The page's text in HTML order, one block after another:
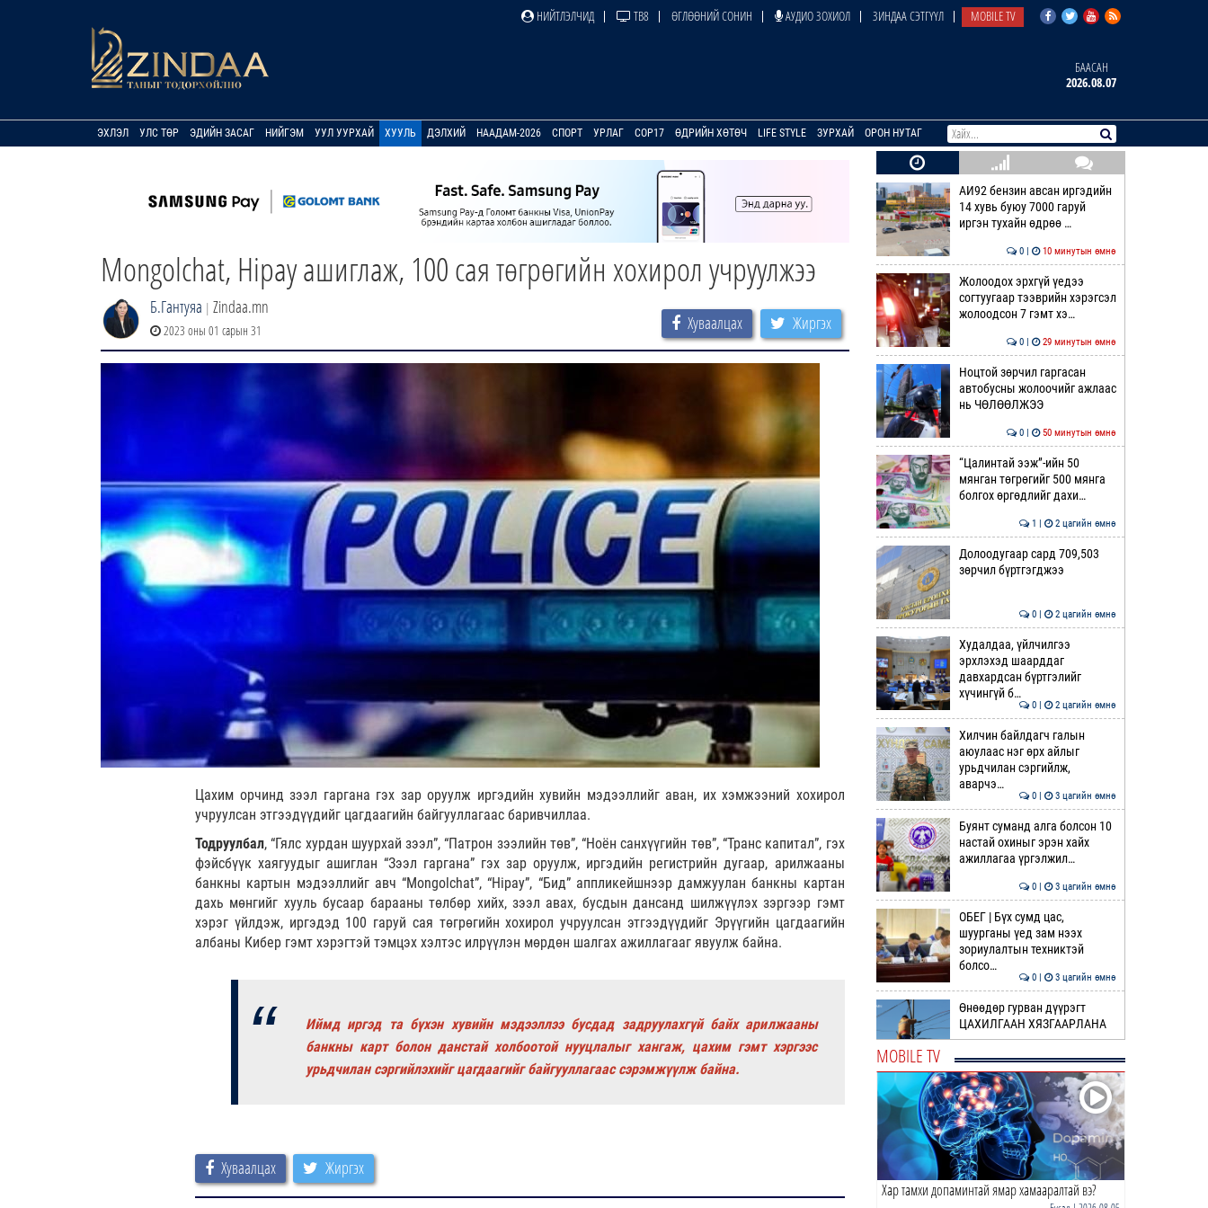
НИЙТЛЭЛЧИД ТВ8 ӨГЛӨӨНИЙ СОНИН АУДИО ЗОХИОЛ ЗИНДАА СЭТГҮҮЛ MOBILE TV
БААСАН
2026.08.07
ЭХЛЭЛ УЛС ТӨР ЭДИЙН ЗАСАГ НИЙГЭМ УУЛ УУРХАЙ ХУУЛЬ ДЭЛХИЙ НААДАМ-2026 СПОРТ УРЛАГ COP17 ӨДРИЙН ХӨТӨЧ LIFE STYLE ЗУРХАЙ ОРОН НУТАГ
Mongolchat, Hipay ашиглаж, 100 сая төгрөгийн хохирол учруулжээ
Б.Гантуяа | Zindaa.mn
2023 оны 01 сарын 31 Хуваалцах Жиргэх
Цахим орчинд зээл гаргана гэх зар оруулж иргэдийн хувийн мэдээллийг аван, их хэмжээний хохирол
учруулсан этгээдүүдийг цагдаагийн байгууллагаас баривчиллаа.
Тодруулбал, “Гялс хурдан шуурхай зээл”, “Патрон зээлийн төв”, “Ноён санхүүгийн төв”, “Транс капитал”, гэх
фэйсбүүк хаягуудыг ашиглан “Зээл гаргана” гэх зар оруулж, иргэдийн регистрийн дугаар, арилжааны
банкны картын мэдээллийг авч “Mongolchat”, “Hipay”, “Бид” аппликейшнээр дамжуулан банкны картан
дахь мөнгийг хууль бусаар барааны төлбөр хийх, зээл авах, бусдын дансанд шилжүүлэх зэргээр гэмт
хэрэг үйлдэж, иргэдэд 100 гаруй сая төгрөгийн хохирол учруулсан этгээдүүдийг Эрүүгийн цагдаагийн
албаны Кибер гэмт хэрэгтэй тэмцэх хэлтэс илрүүлэн мөрдөн шалгах ажиллагааг явуулж байна.
Иймд иргэд та бүхэн хувийн мэдээллээ бусдад задруулахгүй байх арилжааны
банкны карт болон данстай холбоотой нууцлалыг хангаж, цахим гэмт хэргээс
урьдчилан сэргийлэхийг цагдаагийг байгууллагаас сэрэмжүүлж байна.
Хуваалцах Жиргэх
АИ92 бензин авсан иргэдийн
14 хувь буюу 7000 гаруй
иргэн тухайн өдрөө …
0 | 10 минутын өмнө
Жолоодох эрхгүй үедээ
согтуугаар тээврийн хэрэгсэл
жолоодсон 7 гэмт хэ…
0 | 29 минутын өмнө
Ноцтой зөрчил гаргасан
автобусны жолоочийг ажлаас
нь ЧӨЛӨӨЛЖЭЭ
0 | 50 минутын өмнө
“Цалинтай ээж”-ийн 50
мянган төгрөгийг 500 мянга
болгох өргөдлийг дахи…
1 | 2 цагийн өмнө
Долоодугаар сард 709,503
зөрчил бүртгэгджээ
0 | 2 цагийн өмнө
Худалдаа, үйлчилгээ
эрхлэхэд шаарддаг
давхардсан бүртгэлийг
хүчингүй б…
0 | 2 цагийн өмнө
Хилчин байлдагч галын
аюулаас нэг өрх айлыг
урьдчилан сэргийлж,
аварчэ…
0 | 3 цагийн өмнө
Буянт суманд алга болсон 10
настай охиныг эрэн хайх
ажиллагаа үргэлжил…
0 | 3 цагийн өмнө
ОБЕГ | Бүх сумд цас,
шуурганы үед зам нээх
зориулалтын техниктэй
болсо…
0 | 3 цагийн өмнө
Өнөөдөр гурван дүүрэгт
ЦАХИЛГААН ХЯЗГААРЛАНА
Идэр, Тэс, Эг, Үүр голын
хөндийгөөр дуу цахилгаантай
аадар бороо орно
0 | 4 цагийн өмнө
ӨРНИЙН ЗУРХАЙ |
MOBILE TV
Хар тамхи допаминтай ямар хамааралтай вэ?